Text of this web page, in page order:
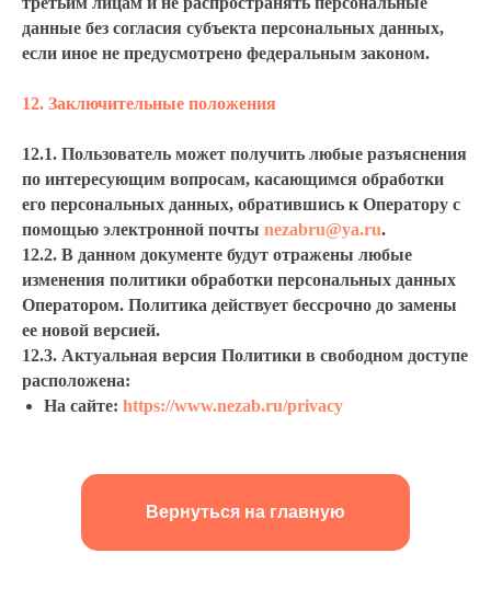
данные без согласия субъекта персональных данных,
если иное не предусмотрено федеральным законом.
12. Заключительные положения
12.1. Пользователь может получить любые разъяснения
по интересующим вопросам, касающимся обработки
его персональных данных, обратившись к Оператору с
помощью электронной почты nezabru@ya.ru.
12.2. В данном документе будут отражены любые
изменения политики обработки персональных данных
Оператором. Политика действует бессрочно до замены
ее новой версией.
12.3. Актуальная версия Политики в свободном доступе
расположена:
На сайте: https://www.nezab.ru/privacy
Вернуться на главную